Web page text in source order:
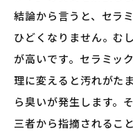
結論から言うと、セラ
ひどくなりません。む
が高いです。セラミッ
理に変えると汚れがた
ら臭いが発生します。
三者から指摘されるこ